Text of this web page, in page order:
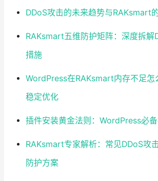
DDoS攻击的未来趋势与RAKsmart
RAKsmart五维防护矩阵：深度拆解
措施
WordPress在RAKsmart内存不足怎
稳定优化
插件安装黄金法则：WordPress必
RAKsmart专家解析：常见DDoS攻
防护方案